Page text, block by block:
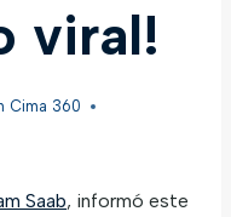
viral!
Cima 360
Saab, informó este